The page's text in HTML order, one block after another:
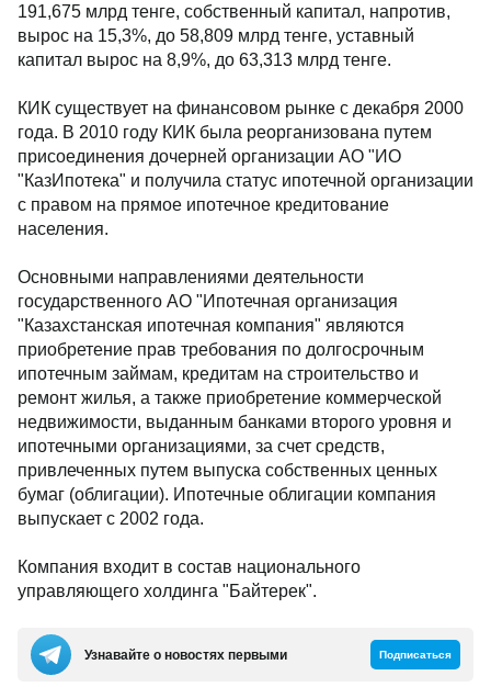
191,675 млрд тенге, собственный капитал, напротив,
вырос на 15,3%, до 58,809 млрд тенге, уставный
капитал вырос на 8,9%, до 63,313 млрд тенге.
КИК существует на финансовом рынке с декабря 2000
года. В 2010 году КИК была реорганизована путем
присоединения дочерней организации АО "ИО
"КазИпотека" и получила статус ипотечной организации
с правом на прямое ипотечное кредитование
населения.
Основными направлениями деятельности
государственного АО "Ипотечная организация
"Казахстанская ипотечная компания" являются
приобретение прав требования по долгосрочным
ипотечным займам, кредитам на строительство и
ремонт жилья, а также приобретение коммерческой
недвижимости, выданным банками второго уровня и
ипотечными организациями, за счет средств,
привлеченных путем выпуска собственных ценных
бумаг (облигации). Ипотечные облигации компания
выпускает с 2002 года.
Компания входит в состав национального
управляющего холдинга "Байтерек".
Узнавайте о новостях первыми Подписаться